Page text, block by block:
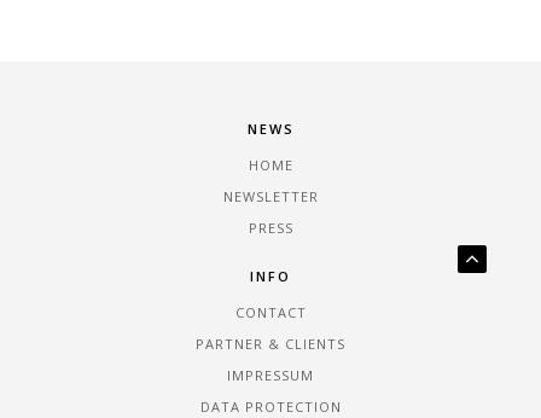
NEWS
HOME
NEWSLETTER
PRESS
INFO
CONTACT
PARTNER & CLIENTS
IMPRESSUM
DATA PROTECTION